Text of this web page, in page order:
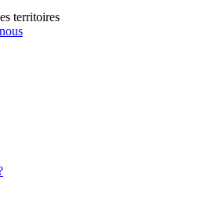
territoires